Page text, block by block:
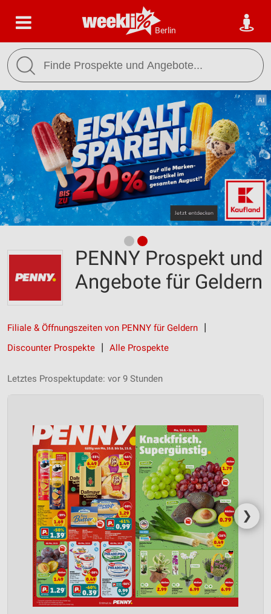
Berlin
PENNY Prospekt und
Angebote für Geldern
Filiale & Öffnungszeiten von PENNY für Geldern
Discounter Prospekte
Alle Prospekte
Letztes Prospektupdate: vor 9 Stunden
❯